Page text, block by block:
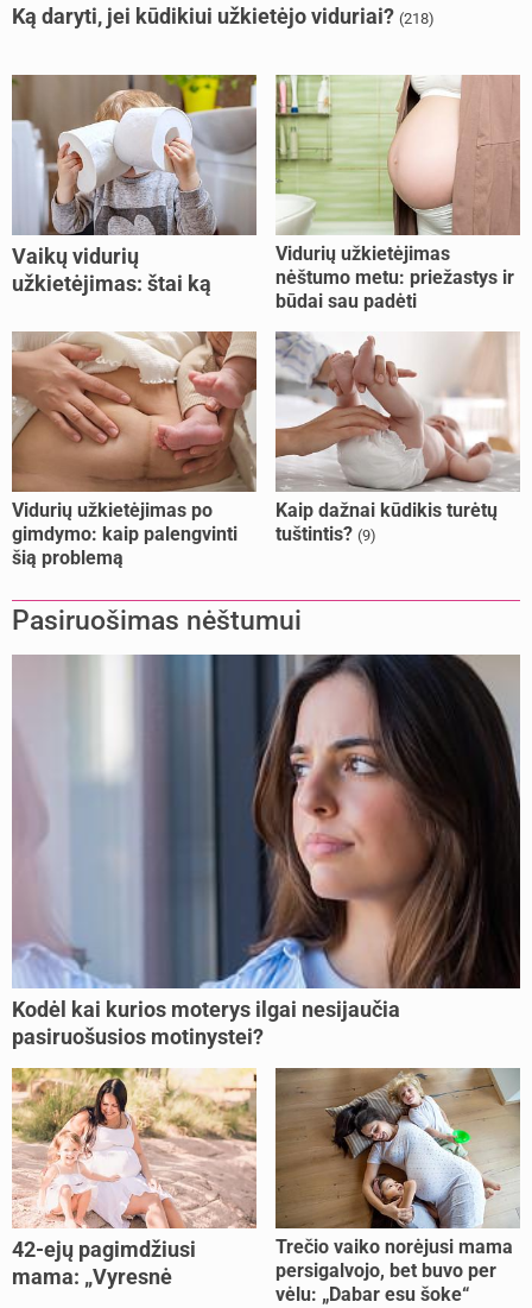
Ką daryti, jei kūdikiui užkietėjo viduriai? (218)
Vaikų vidurių
užkietėjimas: štai ką
Vidurių užkietėjimas
nėštumo metu: priežastys ir
būdai sau padėti
Vidurių užkietėjimas po
gimdymo: kaip palengvinti
šią problemą
Kaip dažnai kūdikis turėtų
tuštintis? (9)
Pasiruošimas nėštumui
Kodėl kai kurios moterys ilgai nesijaučia
pasiruošusios motinystei?
42-ejų pagimdžiusi
mama: „Vyresnė
Trečio vaiko norėjusi mama
persigalvojo, bet buvo per
vėlu: „Dabar esu šoke“